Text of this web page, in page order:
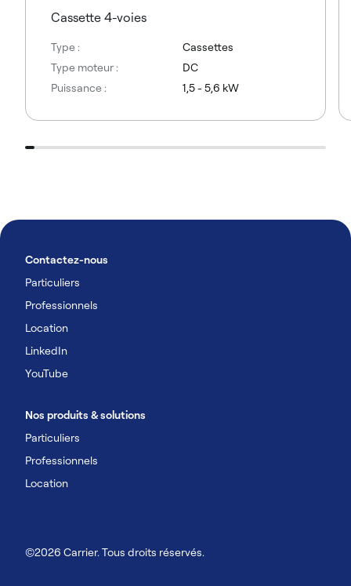
Cassette 4-voies
Type :
Cassettes
Type moteur :
DC
Puissance :
1,5 - 5,6 kW
Contactez-nous
Particuliers
Professionnels
Location
LinkedIn
YouTube
Nos produits & solutions
Particuliers
Professionnels
Location
©2026 Carrier. Tous droits réservés.